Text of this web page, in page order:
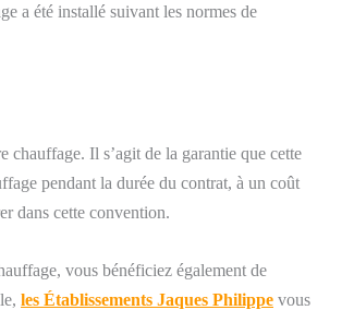
a été installé suivant les normes de
chauffage. Il s’agit de la garantie que cette
pendant la durée du contrat, à un coût
dans cette convention.
vous bénéficiez également de
les Établissements Jaques Philippe vous